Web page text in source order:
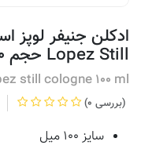
Lopez Still حجم ۱۰۰ میلی لیتر
still cologne 100 ml
(0 بررسی)
سایز 100 میل